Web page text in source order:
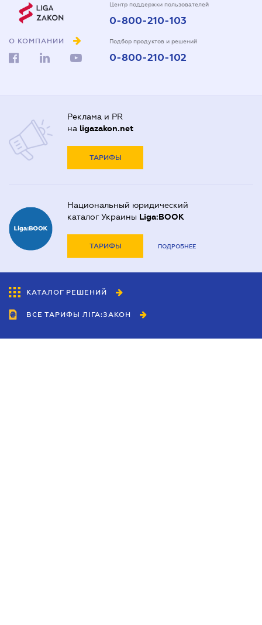
О КОМПАНИИ
Центр поддержки пользователей
0-800-210-103
Подбор продуктов и решений
0-800-210-102
Реклама и PR
на ligazakon.net
ТАРИФЫ
Национальный юридический
каталог Украины Liga:BOOK
ТАРИФЫ ПОДРОБНЕЕ
КАТАЛОГ РЕШЕНИЙ
ВСЕ ТАРИФЫ ЛІГА:ЗАКОН